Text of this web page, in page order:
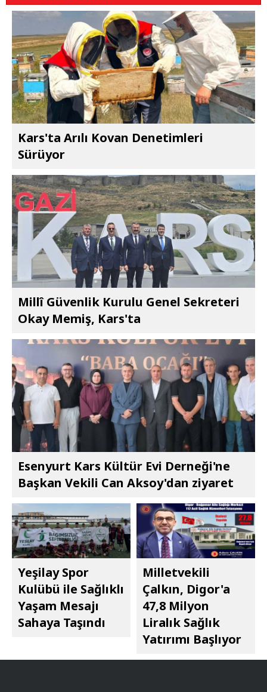
Kars'ta Arılı Kovan Denetimleri
Sürüyor
Millî Güvenlik Kurulu Genel Sekreteri
Okay Memiş, Kars'ta
Esenyurt Kars Kültür Evi Derneği'ne
Başkan Vekili Can Aksoy'dan ziyaret
Yeşilay Spor
Kulübü ile Sağlıklı
Yaşam Mesajı
Sahaya Taşındı
Milletvekili
Çalkın, Digor'a
47,8 Milyon
Liralık Sağlık
Yatırımı Başlıyor